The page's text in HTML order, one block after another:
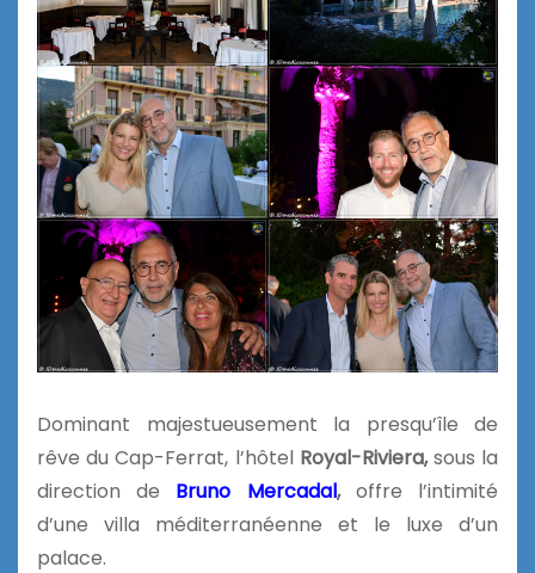
Dominant majestueusement la presqu’île de
rêve du Cap-Ferrat, l’hôtel Royal-Riviera,sous la
direction de Bruno Mercadal, offre l’intimité
d’une villa méditerranéenne et le luxe d’un
palace.